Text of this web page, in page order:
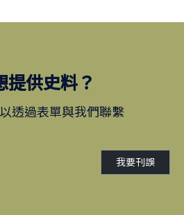
提供史料？
透過表單與我們聯繫
我要刊誤